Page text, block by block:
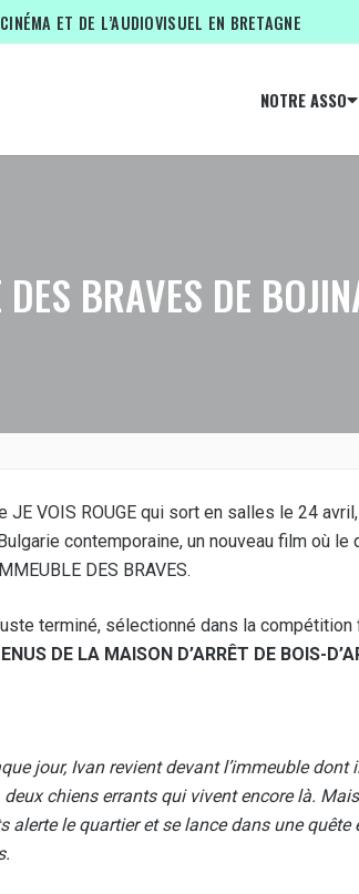
ET DE L’AUDIOVISUEL EN BRETAGNE
NOTRE ASSO
DES BRAVES DE
VOIS ROUGE qui sort en salles le 24
contemporaine, un nouveau film où
DES BRAVES.
terminé, sélectionné dans la compétition
DE LA MAISON D’ARRÊT DE BOIS-
jour, Ivan revient devant l’immeuble dont
chiens errants qui vivent encore là.
alerte le quartier et se lance dans une quête